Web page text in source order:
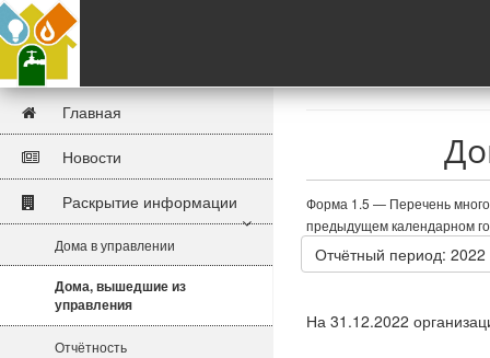
Главная
Новости
Раскрытие информации
Дома в управлении
Дома, вышедшие из
управления
Отчётность
Форма 1.5 — Перечень
предыдущем календарном
Отчётный период:
На 31.12.2022